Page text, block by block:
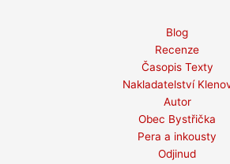
Blog
Recenze
Časopis Texty
Nakladatelství
Autor
Obec Bystřička
Pera a inkousty
Odjinud